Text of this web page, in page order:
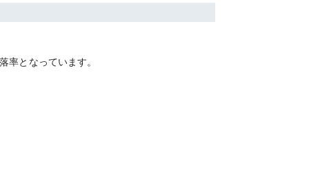
率となっています。